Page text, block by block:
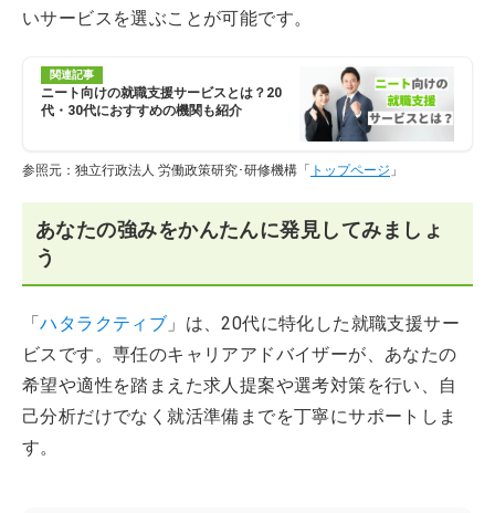
いサービスを選ぶことが可能です。
関連記事
ニート向けの就職支援サービスとは？20
代・30代におすすめの機関も紹介
参照元：独立行政法人 労働政策研究･研修機構「 トップページ 」
あなたの強みをかんたんに発見してみましょ
う
「ハタラクティブ 」は、20代に特化した就職支援サー
ビスです。専任のキャリアアドバイザーが、あなたの
希望や適性を踏まえた求人提案や選考対策を行い、自
己分析だけでなく就活準備までを丁寧にサポートしま
す。